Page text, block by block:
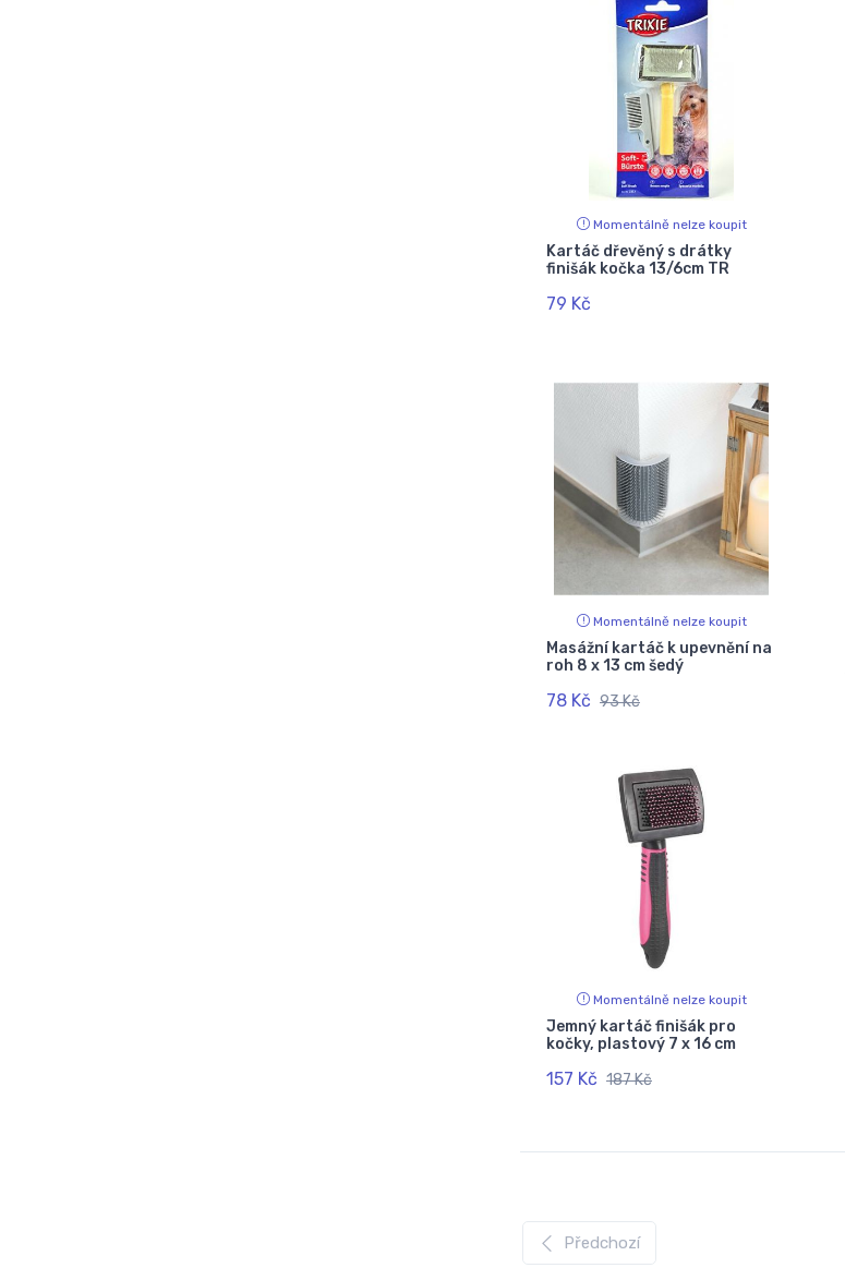
Momentálně nelze koupit
Kartáč dřevěný s drátky
finišák kočka 13/6cm TR
79 Kč
Momentálně nelze koupit
Masážní kartáč k upevnění na
roh 8 x 13 cm šedý
78 Kč 93 Kč
Momentálně nelze koupit
Jemný kartáč finišák pro
kočky, plastový 7 x 16 cm
157 Kč 187 Kč
Předchozí